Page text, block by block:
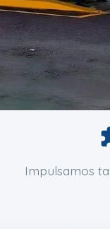
Impulsamos